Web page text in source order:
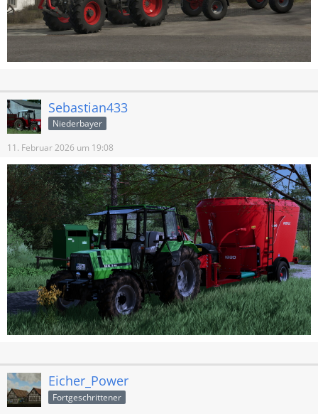
Sebastian433
Niederbayer
11. Februar 2026 um 19:08
Eicher_Power
Fortgeschrittener